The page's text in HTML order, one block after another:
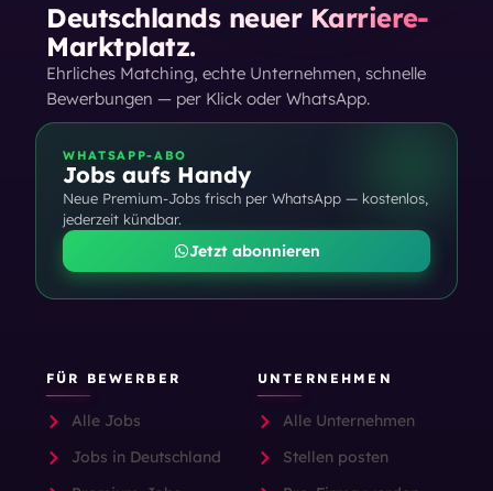
Deutschlands neuer Karriere-
Marktplatz.
Ehrliches Matching, echte Unternehmen, schnelle
Bewerbungen — per Klick oder WhatsApp.
WHATSAPP-ABO
Jobs aufs Handy
Neue Premium-Jobs frisch per WhatsApp — kostenlos,
jederzeit kündbar.
Jetzt abonnieren
FÜR BEWERBER
Alle Jobs
Jobs in Deutschland
UNTERNEHMEN
Alle Unternehmen
Stellen posten